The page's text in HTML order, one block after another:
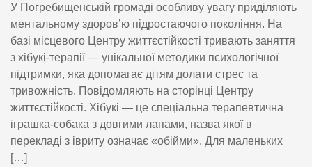
У Погребищенській громаді особливу увагу приділяють
ментальному здоров’ю підростаючого покоління. На
базі місцевого Центру життєстійкості тривають заняття
з хібукі-терапії — унікальної методики психологічної
підтримки, яка допомагає дітям долати стрес та
тривожність. Повідомляють на сторінці Центру
життєстійкості. Хібукі — це спеціальна терапевтична
іграшка-собака з довгими лапами, назва якої в
перекладі з івриту означає «обійми». Для маленьких
[…]